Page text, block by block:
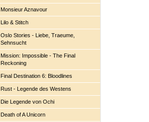
Monsieur Aznavour
Lilo & Stitch
Oslo Stories - Liebe, Traeume,
Sehnsucht
Mission: Impossible - The Final
Reckoning
Final Destination 6: Bloodlines
Rust - Legende des Westens
Die Legende von Ochi
Death of A Unicorn